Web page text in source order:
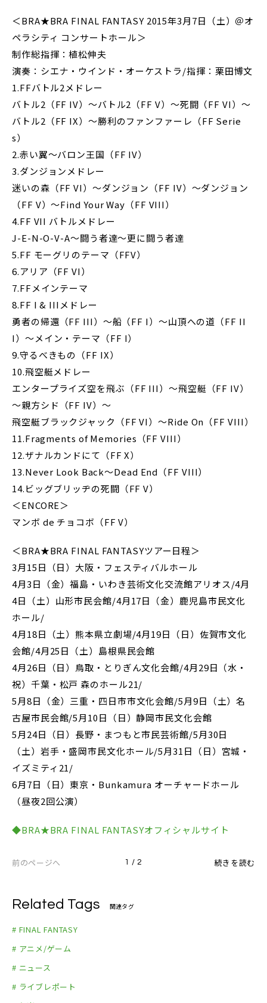
＜BRA★BRA FINAL FANTASY 2015年3月7日（土）＠オ
ペラシティ コンサートホール＞
制作総指揮：植松伸夫
演奏：シエナ・ウインド・オーケストラ/指揮：栗田博文
1.FFバトル2メドレー
バトル2（FF IV）～バトル2（FF V）～死闘（FF VI）～
バトル2（FF IX）～勝利のファンファーレ（FF Serie
s）
2.赤い翼～バロン王国（FF IV）
3.ダンジョンメドレー
迷いの森（FF VI）～ダンジョン（FF IV）～ダンジョン
（FF V）～Find Your Way（FF VIII）
4.FF VII バトルメドレー
J-E-N-O-V-A～闘う者達～更に闘う者達
5.FF モーグリのテーマ（FFV）
6.アリア（FF VI）
7.FFメインテーマ
8.FF I & IIIメドレー
勇者の帰還（FF III）～船（FF I）～山頂への道（FF II
I）～メイン・テーマ（FF I）
9.守るべきもの（FF IX）
10.飛空艇メドレー
エンタープライズ空を飛ぶ（FF III）～飛空艇（FF IV）
～親方シド（FF IV）～
飛空艇ブラックジャック（FF VI）～Ride On（FF VIII）
11.Fragments of Memories（FF VIII）
12.ザナルカンドにて（FF X）
13.Never Look Back～Dead End（FF VIII）
14.ビッグブリッヂの死闘（FF V）
＜ENCORE＞
マンボ de チョコボ（FF V）
＜BRA★BRA FINAL FANTASYツアー日程＞
3月15日（日）大阪・フェスティバルホール
4月3日（金）福島・いわき芸術文化交流館アリオス/4月
4日（土）山形市民会館/4月17日（金）鹿児島市民文化
ホール/
4月18日（土）熊本県立劇場/4月19日（日）佐賀市文化
会館/4月25日（土）島根県民会館
4月26日（日）鳥取・とりぎん文化会館/4月29日（水・
祝）千葉・松戸 森のホール21/
5月8日（金）三重・四日市市文化会館/5月9日（土）名
古屋市民会館/5月10日（日）静岡市民文化会館
5月24日（日）長野・まつもと市民芸術館/5月30日
（土）岩手・盛岡市民文化ホール/5月31日（日）宮城・
イズミティ21/
6月7日（日）東京・Bunkamura オーチャードホール
（昼夜2回公演）
◆BRA★BRA FINAL FANTASYオフィシャルサイト
前のページへ 1 / 2 続きを読む
Related Tags 関連タグ
# FINAL FANTASY
# アニメ/ゲーム
# ニュース
# ライブレポート